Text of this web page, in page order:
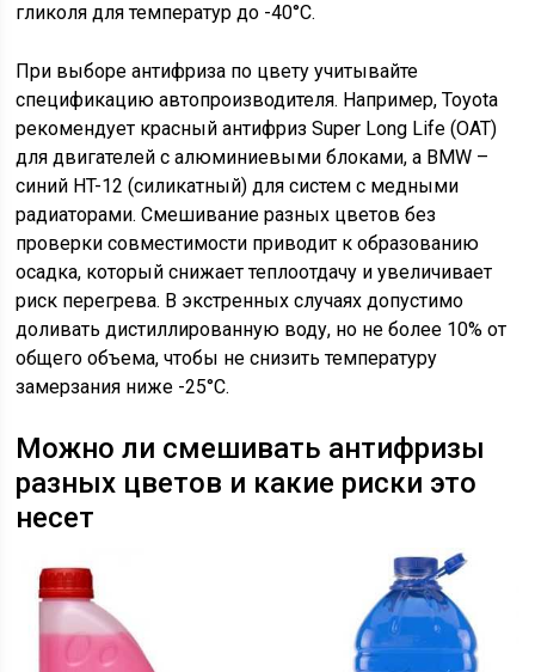
гликоля для температур до -40°C.
При выборе антифриза по цвету учитывайте
спецификацию автопроизводителя. Например, Toyota
рекомендует красный антифриз Super Long Life (OAT)
для двигателей с алюминиевыми блоками, а BMW –
синий HT-12 (силикатный) для систем с медными
радиаторами. Смешивание разных цветов без
проверки совместимости приводит к образованию
осадка, который снижает теплоотдачу и увеличивает
риск перегрева. В экстренных случаях допустимо
доливать дистиллированную воду, но не более 10% от
общего объема, чтобы не снизить температуру
замерзания ниже -25°C.
Можно ли смешивать антифризы
разных цветов и какие риски это
несет